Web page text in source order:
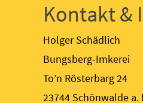
Kontakt &
Holger Schädlich
Bungsberg-Imkerei
To’n Rösterbarg 24
23744 Schönwalde a.